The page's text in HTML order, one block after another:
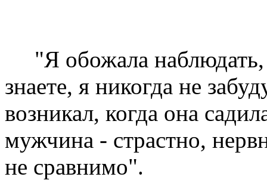
"Я обожала наблюдать,
знаете, я никогда не
возникал, когда она
мужчина - страстно,
не сравнимо".